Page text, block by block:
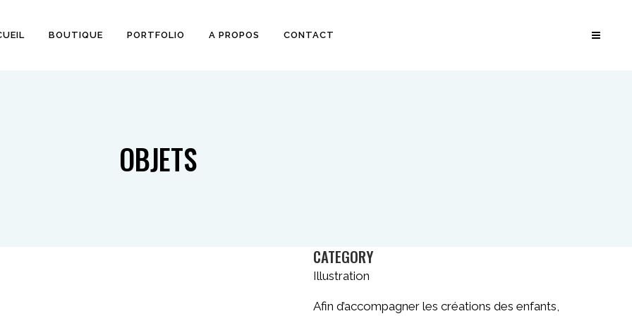
BOUTIQUE PORTFOLIO A PROPOS CONTACT
OBJETS
CATEGORY
Illustration
Afin d’accompagner les créations des enfants,